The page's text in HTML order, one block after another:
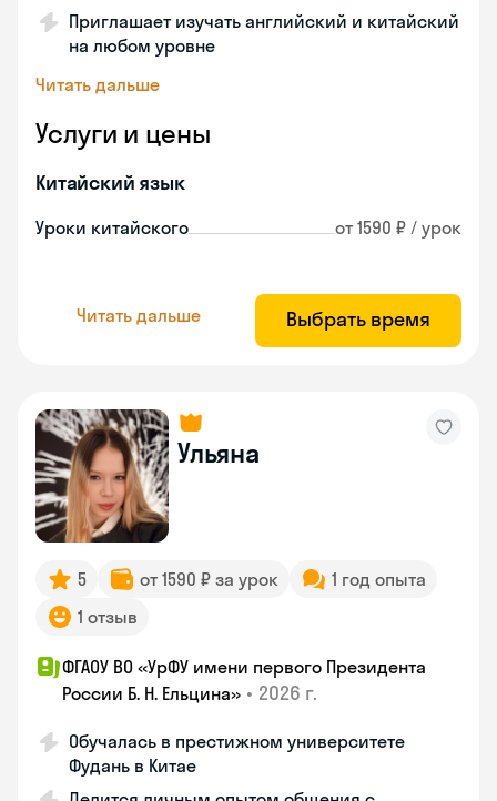
Приглашает изучать английский и китайский
на любом уровне
Читать дальше
Услуги и цены
Китайский язык
Уроки китайского от 1590 ₽ / урок
Читать дальше Выбрать время
Ульяна
5 от 1590 ₽ за урок
1 год опыта
1 отзыв
ФГАОУ ВО «УрФУ имени первого Президента
России Б. Н. Ельцина» • 2026 г.
Обучалась в престижном университете
Фудань в Китае